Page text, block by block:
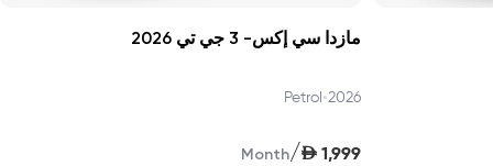
مازدا سي إكس- 3 جي تي 2026
2026
•
Petrol
AED 1,999
/
Month